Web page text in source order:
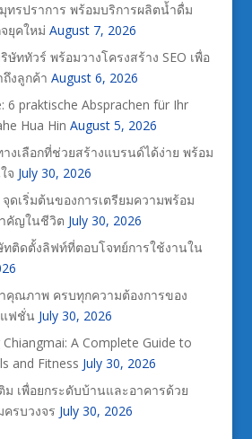
ทรปราการ พร้อมบริการผลิตน้ำดื่ม
ยุคใหม่ August 7, 2026
ททัวร์ พร้อมวางโครงสร้าง SEO เพื่อ
ถึงลูกค้า August 6, 2026
6 praktische Absprachen für Ihr
Hua Hin August 5, 2026
งเลือกที่ช่วยสร้างแบรนด์ได้ง่าย พร้อม
จ July 30, 2026
ดเริ่มต้นของการเตรียมความพร้อม
คัญในชีวิต July 30, 2026
ทติดตั้งลิฟท์ที่ตอบโจทย์การใช้งานใน
คุณภาพ ครบทุกความต้องการของ
แฟชั่น July 30, 2026
A Complete Guide to
and Fitness July 30, 2026
ม เพื่อยกระดับบ้านและอาคารด้วย
ครบวงจร July 30, 2026